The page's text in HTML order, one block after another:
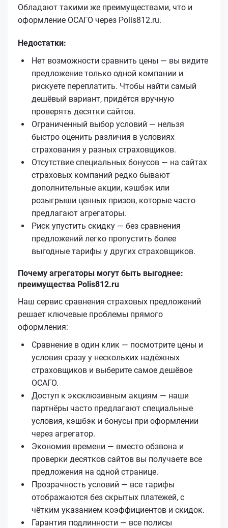
Обладают такими же преимуществами, что и
оформление ОСАГО через Polis812.ru.
Недостатки:
Нет возможности сравнить цены — вы видите
предложение только одной компании и
рискуете переплатить. Чтобы найти самый
дешёвый вариант, придётся вручную
проверять десятки сайтов.
Ограниченный выбор условий — нельзя
быстро оценить различия в условиях
страхования у разных страховщиков.
Отсутствие специальных бонусов — на сайтах
страховых компаний редко бывают
дополнительные акции, кэшбэк или
розыгрыши ценных призов, которые часто
предлагают агрегаторы.
Риск упустить скидку — без сравнения
предложений легко пропустить более
выгодные тарифы у других страховщиков.
Почему агрегаторы могут быть выгоднее:
преимущества Polis812.ru
Наш сервис сравнения страховых предложений
решает ключевые проблемы прямого
оформления:
Сравнение в один клик — посмотрите цены и
условия сразу у нескольких надёжных
страховщиков и выберите самое дешёвое
ОСАГО.
Доступ к эксклюзивным акциям — наши
партнёры часто предлагают специальные
условия, кэшбэк и бонусы при оформлении
через агрегатор.
Экономия времени — вместо обзвона и
проверки десятков сайтов вы получаете все
предложения на одной странице.
Прозрачность условий — все тарифы
отображаются без скрытых платежей, с
чётким указанием коэффициентов и скидок.
Гарантия подлинности — все полисы